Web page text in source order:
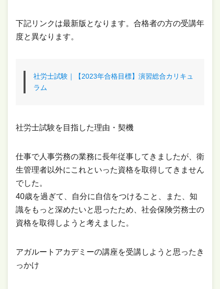
下記リンクは最新版となります。合格者の方の受講年
度と異なります。
社労士試験｜【2023年合格目標】演習総合カリキュ
ラム
社労士試験を目指した理由・契機
仕事で人事労務の業務に長年従事してきましたが、衛
生管理者以外にこれといった資格を取得してきません
でした。
40歳を過ぎて、自分に自信をつけること、また、知
識をもっと深めたいと思ったため、社会保険労務士の
資格を取得しようと考えました。
アガルートアカデミーの講座を受講しようと思ったき
っかけ